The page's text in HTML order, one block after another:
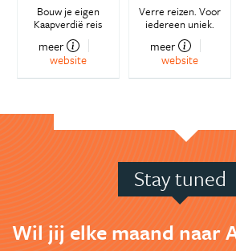
Bouw je eigen
Kaapverdië reis
meer
website
Verre reizen. Voor
iedereen uniek.
meer
website
Stay tuned
Wil jij elke maand naar